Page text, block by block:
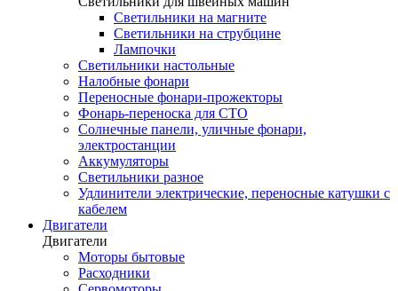
Светильники на магните
Светильники на струбцине
Лампочки
Светильники настольные
Налобные фонари
Переносные фонари-прожекторы
Фонарь-переноска для СТО
Солнечные панели, уличные фонари,
электростанции
Аккумуляторы
Светильники разное
Удлинители электрические, переносные катушки с
кабелем
Двигатели
Двигатели
Моторы бытовые
Расходники